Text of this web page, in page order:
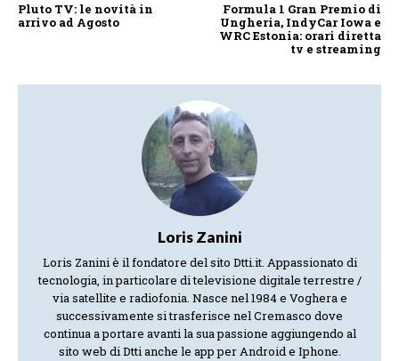
Pluto TV: le novità in
arrivo ad Agosto
Formula 1 Gran Premio di
Ungheria, IndyCar Iowa e
WRC Estonia: orari diretta
tv e streaming
Loris Zanini
Loris Zanini è il fondatore del sito Dtti.it. Appassionato di
tecnologia, in particolare di televisione digitale terrestre /
via satellite e radiofonia. Nasce nel 1984 e Voghera e
successivamente si trasferisce nel Cremasco dove
continua a portare avanti la sua passione aggiungendo al
sito web di Dtti anche le app per Android e Iphone.